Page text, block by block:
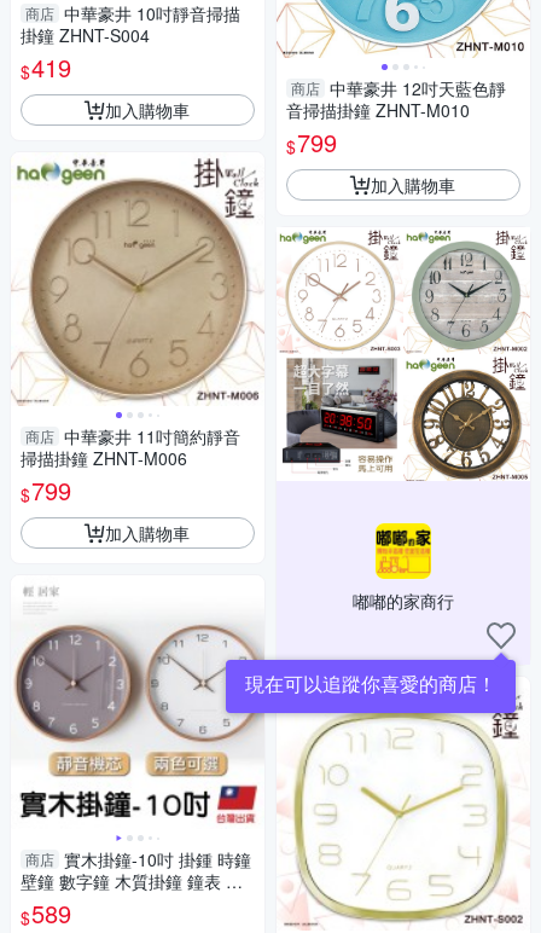
商店 中華豪井 10吋靜音掃描
掛鐘 ZHNT-S004
$419
加入購物車
商店 中華豪井 11吋簡約靜音
掃描掛鐘 ZHNT-M006
$799
加入購物車
商店 實木掛鐘-10吋 掛鍾 時鐘
壁鐘 數字鐘 木質掛鐘 鐘表 石
英鐘-輕居家8636
$589
商店 中華豪井 12吋天藍色靜
音掃描掛鐘 ZHNT-M010
$799
加入購物車
嘟嘟的家商行
現在可以追蹤你喜愛的商店！